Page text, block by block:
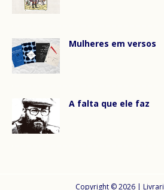
Mulheres em versos
A falta que ele faz
Copyright © 2026 |